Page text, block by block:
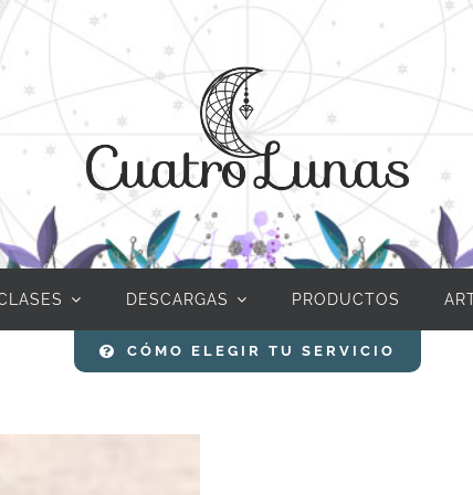
DESCARGAS PRODUCTOS
CÓMO ELEGIR TU SERVICIO